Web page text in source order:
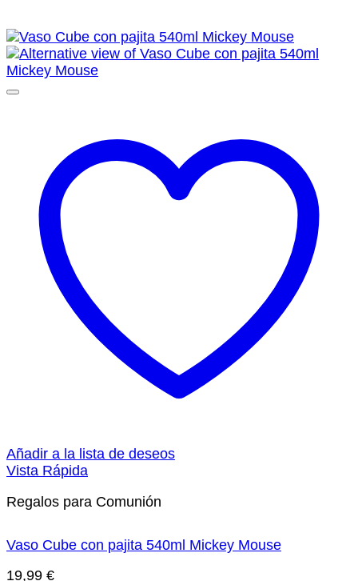
Añadir a la lista de deseos
Vista Rápida
Regalos para Comunión
Vaso Cube con pajita 540ml Mickey Mouse
19,99 €